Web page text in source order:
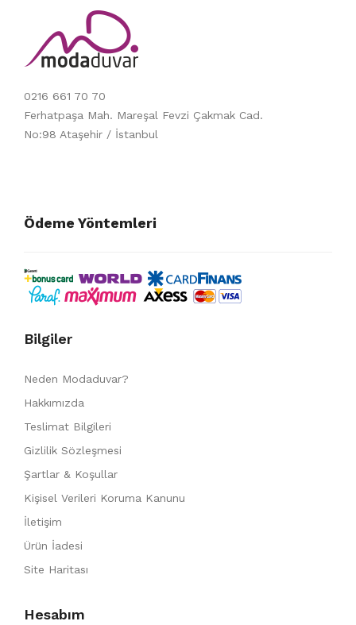
0216 661 70 70
Ferhatpaşa Mah. Mareşal Fevzi Çakmak Cad.
No:98 Ataşehir / İstanbul
Ödeme Yöntemleri
Bilgiler
Neden Modaduvar?
Hakkımızda
Teslimat Bilgileri
Gizlilik Sözleşmesi
Şartlar & Koşullar
Kişisel Verileri Koruma Kanunu
İletişim
Ürün İadesi
Site Haritası
Hesabım